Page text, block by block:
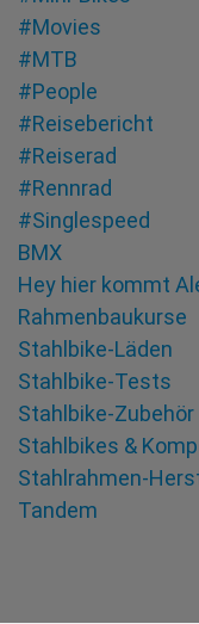
#Movies
#MTB
#People
#Reisebericht
#Reiserad
#Rennrad
#Singlespeed
BMX
Hey hier kommt
Rahmenbaukurse
Stahlbike-Läden
Stahlbike-Tests
Stahlbike-Zubehör
Stahlbikes &
Stahlrahmen-
Tandem